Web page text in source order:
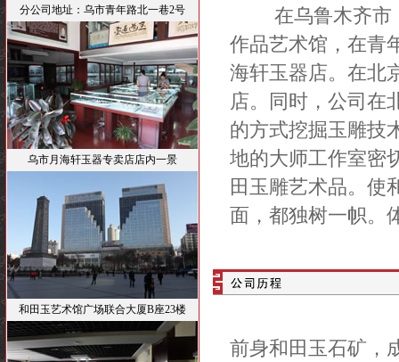
分公司地址：乌市青年路北一巷2号
乌市月海轩玉器专卖店店内一景
和田玉艺术馆广场联合大厦B座23楼
在乌鲁木齐市，
作品艺术馆，在青
海轩玉器店。在北
店。同时，公司在
的方式挖掘玉雕技
地的大师工作室密
田玉雕艺术品。使
面，都独树一帜。
前身和田玉石矿，